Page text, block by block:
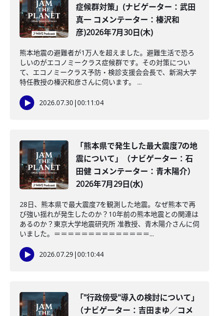
症候群対策」(ナビゲーター：武田
真一 コメンテーター：榛沢和
彦)2026年7月30日(木)
熊本地震の避難者が1万人を超えました。避難生活で恐ろ
しいのがエコノミークラス症候群です。その対策につい
て、エコノミークラス予防・検診支援会会長で、新潟大学
特任教授の榛沢和彦さんに伺います。 ...
2026.07.30 |00:11:04
「熊本県で発生した最大震度7の地
震について」（ナビゲーター：石
田健 コメンテーター：青木陽介）
2026年7月29日(水)
28日、熊本県で最大震度7を観測した地震。なぜ熊本で再
び強い揺れが発生したのか？10年前の熊本地震との関連は
あるのか？東京大学地震研究所 准教授、青木陽介さんに伺
いました。＝＝＝＝＝＝＝＝＝＝＝＝＝＝...
2026.07.29 |00:10:44
「"行政傍受"導入の検討について」
（ナビゲーター：吉田まゆ／コメ